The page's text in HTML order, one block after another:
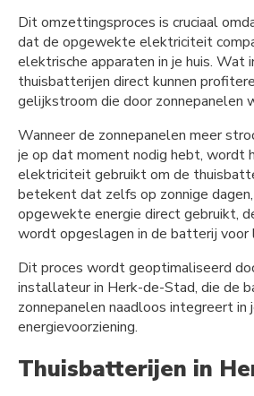
Dit omzettingsproces is cruciaal
dat de opgewekte elektriciteit
elektrische apparaten in je huis. Wat
thuisbatterijen direct kunnen
gelijkstroom die door zonnepanelen
Wanneer de zonnepanelen meer
je op dat moment nodig hebt, wordt
elektriciteit gebruikt om de
betekent dat zelfs op zonnige
opgewekte energie direct gebruikt,
wordt opgeslagen in de batterij voor
Dit proces wordt geoptimaliseerd
installateur in Herk-de-Stad, die de
zonnepanelen naadloos integreert in
energievoorziening.
Thuisbatterijen in